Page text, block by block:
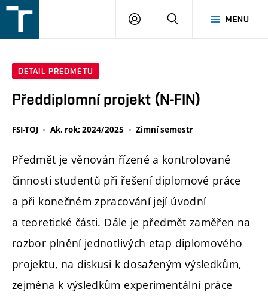
v
MENU
PŘIHLÁŠENÍ
DETAIL PŘEDMĚTU
Předdiplomní projekt (N-FIN)
FSI-TOJ Ak. rok: 2024/2025 Zimní semestr
Předmět je věnován řízené a kontrolované
činnosti studentů při řešení diplomové práce
a při konečném zpracování její úvodní
a teoretické části. Dále je předmět zaměřen na
rozbor plnění jednotlivých etap diplomového
projektu, na diskusi k dosaženým výsledkům,
zejména k výsledkům experimentální práce